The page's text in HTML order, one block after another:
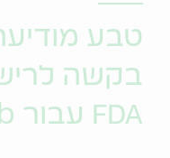
טבע
בקשה
FDA עבור Fremanezumab